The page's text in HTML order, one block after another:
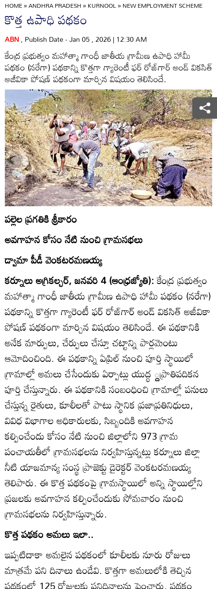
HOME»ANDHRA PRADESH»KURNOOL»NEW EMPLOYMENT SCHEME
కొత్త ఉపాధి పథకం
ABN, Publish Date - Jan 05 , 2026 | 12:30 AM
కేంద్ర ప్రభుత్వం మహాత్మా గాంధీ జాతీయ గ్రామీణ ఉపాధి హామీ
పథకం (నరేగా) పథకాన్ని కొత్తగా గ్యారెంటీ ఫర్‌ రోజ్‌గార్‌ అండ్‌ వికసిత్‌
అజీవికా పోషణ్‌ పథకంగా మార్చిన విషయం తెలిసిందే.
పల్లెల ప్రగతికి శ్రీకారం
అవగాహన కోసం నేటి నుంచి గ్రామసభలు
డ్వామా పీడీ వెంకటరమణయ్య
కర్నూలు అగ్రికల్చర్‌, జనవరి 4 (ఆంధ్రజ్యోతి):కేంద్ర ప్రభుత్వం
మహాత్మా గాంధీ జాతీయ గ్రామీణ ఉపాధి హామీ పథకం (నరేగా)
పథకాన్ని కొత్తగా గ్యారెంటీ ఫర్‌ రోజ్‌గార్‌ అండ్‌ వికసిత్‌ అజీవికా
పోషణ్‌ పథకంగా మార్చిన విషయం తెలిసిందే. ఈ పథకానికి
అనేక మార్పులు, చేర్పులు చేస్తూ చట్టాన్ని పార్లమెంటు
ఆమోదించింది. ఈ పథకాన్ని ఏప్రిల్‌ నుంచి పూర్తి స్థాయిలో
గ్రామాల్లో అమలు చేసేందుకు ఏర్పాట్లు యుద్ధ ్దప్రాతిపదికన
పూర్తి చేస్తున్నారు. ఈ పథకానికి సంబంధించి గ్రామాల్లో పనులు
చేస్తున్న రైతులు, కూలీలతో పాటు స్థానిక ప్రజాప్రతినిధులు,
వివిధ విభాగాల అధికారులకు, సిబ్బందికి అవగాహన
కల్పించేందు కోసం నేటి నుంచి జిల్లాలోని 973 గ్రామ
పంచాయతీలో గ్రామసభలను నిర్వహిస్తున్నట్లు కర్నూలు జిల్లా
నీటి యాజమాన్య సంస్థ ప్రాజెక్టు డైరెక్టర్‌ వెంకటరమణయ్య
తెలిపారు. ఈ కొత్త పథకంపై గ్రామస్థాయిలో అన్ని స్థాయిల్లోని
ప్రజలకు అవగాహన కల్పించేందుకు సోమవారం నుంచి
గ్రామసభలను నిర్వహిస్తున్నారు.
కొత్త పథకం అమలు ఇలా..
ఇప్పటిదాకా అమలైన పథకంలో కూలీలకు నూరు రోజులు
మాత్రమే పని దినాలు ఉండేవి. కొత్తగా అమలులోకి తెచ్చిన